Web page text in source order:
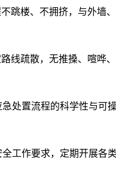
跳楼、不拥挤，与外墙
线疏散，无推搡、喧哗
处置流程的科学性与可
工作要求，定期开展